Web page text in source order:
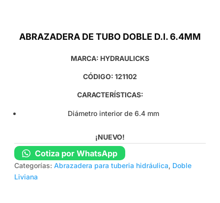
ABRAZADERA DE TUBO DOBLE D.I. 6.4MM
MARCA: HYDRAULICKS
CÓDIGO: 121102
CARACTERÍSTICAS:
Diámetro interior de 6.4 mm
¡NUEVO!
Cotiza por WhatsApp
Categorías:Abrazadera para tuberia hidráulica, Doble
Liviana